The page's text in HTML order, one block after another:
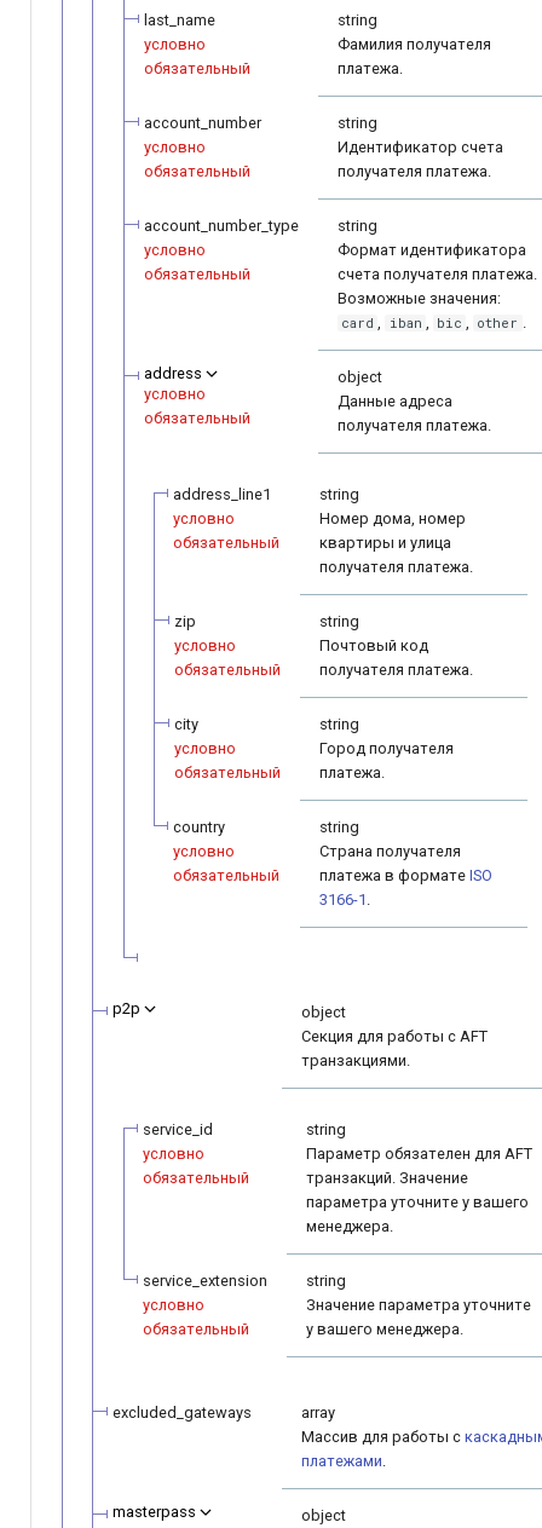
last_name
условно
обязательный
string
Фамилия получателя
платежа.
account_number
условно
обязательный
string
Идентификатор счета
получателя платежа.
account_number_type
условно
обязательный
string
Формат идентификатора
счета получателя платежа.
Возможные значения:
card iban bic other
address
условно
обязательный
object
Данные адреса
получателя платежа.
address_line1
условно
обязательный
string
Номер дома, номер
квартиры и улица
получателя платежа.
zip
условно
обязательный
string
Почтовый код
получателя платежа.
city
условно
обязательный
string
Город получателя
платежа.
country
условно
обязательный
string
Страна получателя
платежа в формате ISO
3166-1
p2p
object
Секция для работы с AFT
транзакциями.
service_id
условно
обязательный
string
Параметр обязателен для AFT
транзакций. Значение
параметра уточните у вашего
менеджера.
service_extension
условно
обязательный
string
Значение параметра уточните
у вашего менеджера.
excluded_gateways
array
Массив для работы с
платежами
masterpass
object